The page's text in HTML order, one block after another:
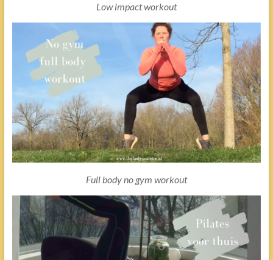
Low impact workout
Full body no gym workout